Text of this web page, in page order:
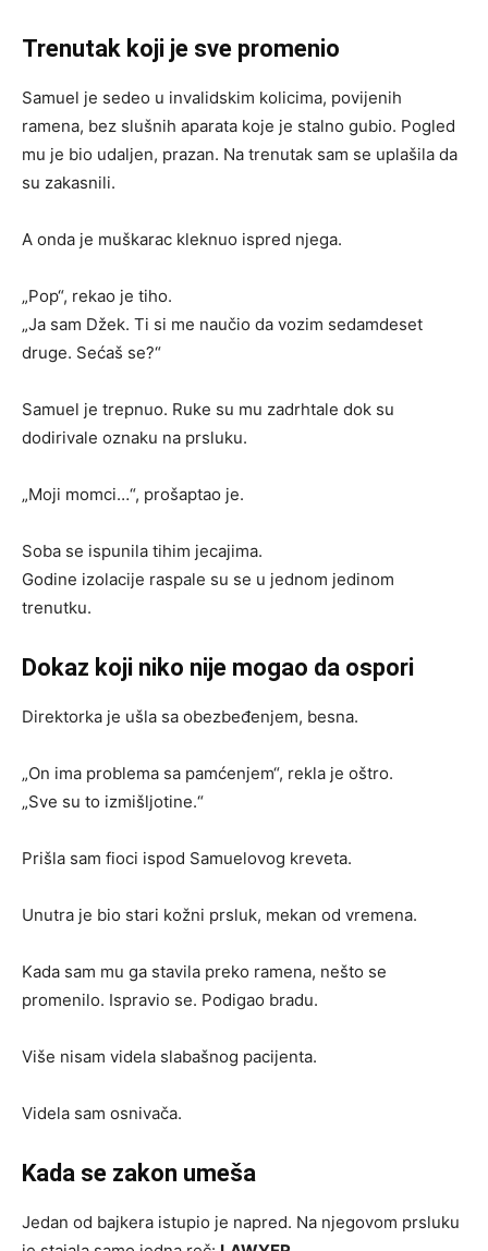
Trenutak koji je sve promenio
Samuel je sedeo u invalidskim kolicima, povijenih
ramena, bez slušnih aparata koje je stalno gubio. Pogled
mu je bio udaljen, prazan. Na trenutak sam se uplašila da
su zakasnili.
A onda je muškarac kleknuo ispred njega.
„Pop“, rekao je tiho.
„Ja sam Džek. Ti si me naučio da vozim sedamdeset
druge. Sećaš se?“
Samuel je trepnuo. Ruke su mu zadrhtale dok su
dodirivale oznaku na prsluku.
„Moji momci…“, prošaptao je.
Soba se ispunila tihim jecajima.
Godine izolacije raspale su se u jednom jedinom
trenutku.
Dokaz koji niko nije mogao da ospori
Direktorka je ušla sa obezbeđenjem, besna.
„On ima problema sa pamćenjem“, rekla je oštro.
„Sve su to izmišljotine.“
Prišla sam fioci ispod Samuelovog kreveta.
Unutra je bio stari kožni prsluk, mekan od vremena.
Kada sam mu ga stavila preko ramena, nešto se
promenilo. Ispravio se. Podigao bradu.
Više nisam videla slabašnog pacijenta.
Videla sam osnivača.
Kada se zakon umeša
Jedan od bajkera istupio je napred. Na njegovom prsluku